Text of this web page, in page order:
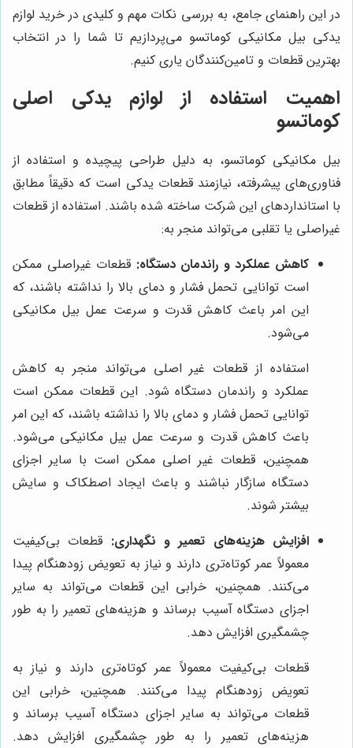
در این راهنمای جامع، به بررسی نکات مهم و کلیدی در خرید لوازم
یدکی بیل مکانیکی کوماتسو می‌پردازیم تا شما را در انتخاب
بهترین قطعات و تامین‌کنندگان یاری کنیم.
اهمیت استفاده از لوازم یدکی اصلی
کوماتسو
بیل مکانیکی کوماتسو، به دلیل طراحی پیچیده و استفاده از
فناوری‌های پیشرفته، نیازمند قطعات یدکی است که دقیقاً مطابق
با استانداردهای این شرکت ساخته شده باشند. استفاده از قطعات
غیراصلی یا تقلبی می‌تواند منجر به:
کاهش عملکرد و راندمان دستگاه: قطعات غیراصلی ممکن
است توانایی تحمل فشار و دمای بالا را نداشته باشند، که
این امر باعث کاهش قدرت و سرعت عمل بیل مکانیکی
می‌شود.
استفاده از قطعات غیر اصلی می‌تواند منجر به کاهش
عملکرد و راندمان دستگاه شود. این قطعات ممکن است
توانایی تحمل فشار و دمای بالا را نداشته باشند، که این امر
باعث کاهش قدرت و سرعت عمل بیل مکانیکی می‌شود.
همچنین، قطعات غیر اصلی ممکن است با سایر اجزای
دستگاه سازگار نباشند و باعث ایجاد اصطکاک و سایش
بیشتر شوند.
افزایش هزینه‌های تعمیر و نگهداری: قطعات بی‌کیفیت
معمولاً عمر کوتاه‌تری دارند و نیاز به تعویض زودهنگام پیدا
می‌کنند. همچنین، خرابی این قطعات می‌تواند به سایر
اجزای دستگاه آسیب برساند و هزینه‌های تعمیر را به طور
چشمگیری افزایش دهد.
قطعات بی‌کیفیت معمولاً عمر کوتاه‌تری دارند و نیاز به
تعویض زودهنگام پیدا می‌کنند. همچنین، خرابی این
قطعات می‌تواند به سایر اجزای دستگاه آسیب برساند و
هزینه‌های تعمیر را به طور چشمگیری افزایش دهد.